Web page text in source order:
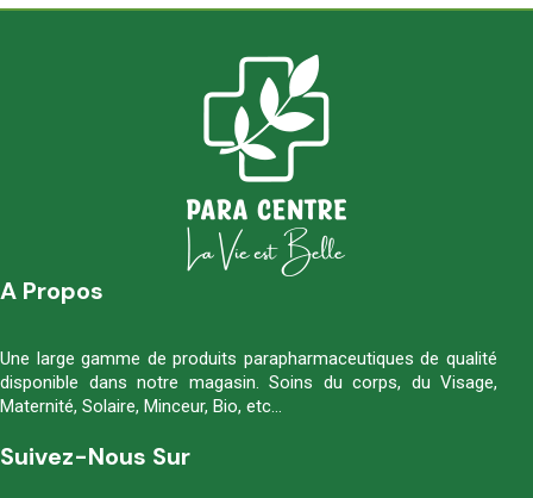
A Propos
Une large gamme de produits parapharmaceutiques de qualité
disponible dans notre magasin. Soins du corps, du Visage,
Maternité, Solaire, Minceur, Bio, etc…
Suivez-Nous Sur